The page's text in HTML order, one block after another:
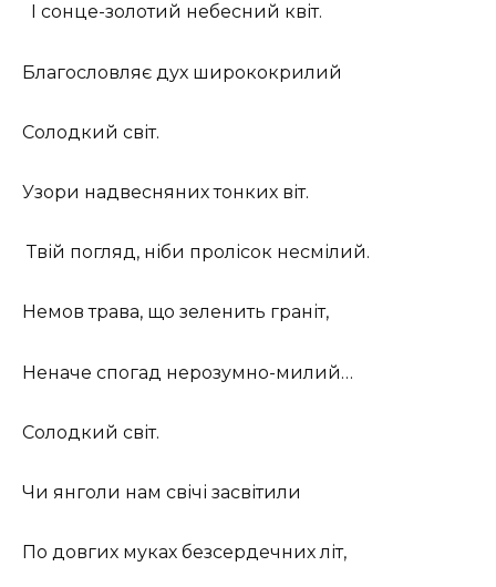
І сонце-золотий небесний квіт.
Благословляє дух ширококрилий
Солодкий світ.
Узори надвесняних тонких віт.
Твій погляд, ніби пролісок несмілий.
Немов трава, що зеленить граніт,
Неначе спогад нерозумно-милий…
Солодкий світ.
Чи янголи нам свічі засвітили
По довгих муках безсердечних літ,